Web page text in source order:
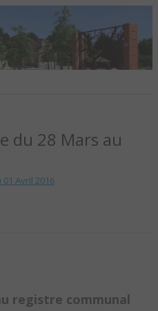
SUR-
– SITE
DE LA
du 28 Mars au
Avril 2016
registre communal